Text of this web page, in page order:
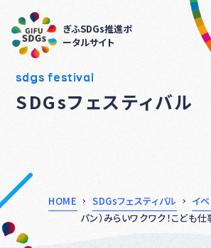
ぎふSDGs推進ポ
ータルサイト
sdgs festival
SDGsフェスティバル
HOME SDGsフェスティバル イ
パン）みらいワクワク！こども